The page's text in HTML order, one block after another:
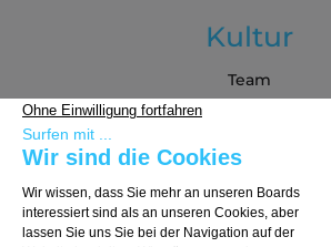
Kultur
Team
Partners